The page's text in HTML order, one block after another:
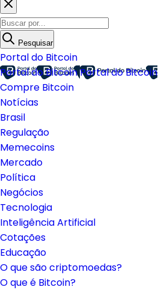
Pesquisar
Portal do Bitcoin
Portal do BitcoinPortal do Bitcoin
Compre Bitcoin
Notícias
Brasil
Regulação
Memecoins
Mercado
Política
Negócios
Tecnologia
Inteligência Artificial
Cotações
Educação
O que são criptomoedas?
O que é Bitcoin?